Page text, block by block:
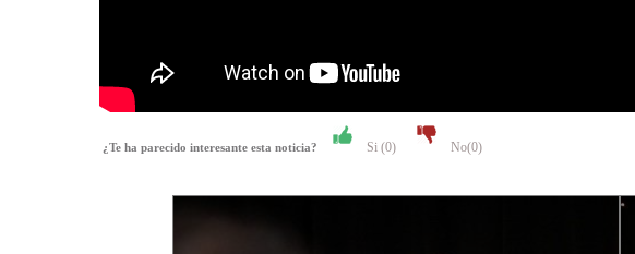
¿Te ha parecido interesante esta noticia? Si (0) No(0)